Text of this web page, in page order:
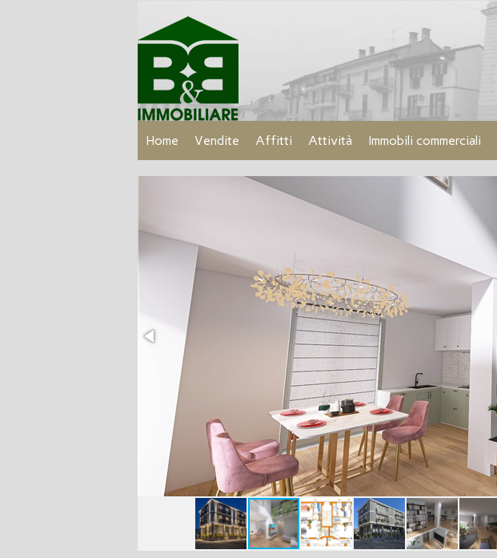
Home Vendite Affitti Attività Immobili commerciali